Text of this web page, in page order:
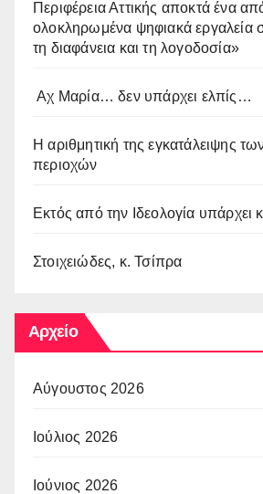
Περιφέρεια Αττικής αποκτά ένα
ολοκληρωμένα ψηφιακά εργαλεία
τη διαφάνεια και τη λογοδοσία»
Αχ Μαρία… δεν υπάρχει ελπίς…
Η αριθμητική της εγκατάλειψης
περιοχών
Εκτός από την Ιδεολογία υπάρχει
Στοιχειώδες, κ. Τσίπρα
Αρχείο
Αύγουστος 2026
Ιούλιος 2026
Ιούνιος 2026